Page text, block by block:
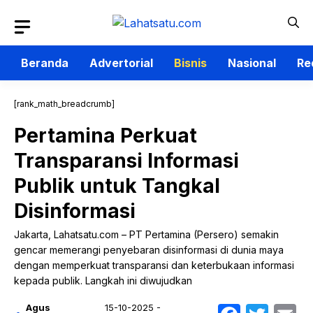
isi
Beranda
Advertorial Bisnis Nasional
[rank_math_breadcrumb]
Pertamina Perkuat
Transparansi Informasi
Publik untuk Tangkal
Disinformasi
Jakarta, Lahatsatu.com – PT Pertamina (Persero) semakin
gencar memerangi penyebaran disinformasi di dunia maya
dengan memperkuat transparansi dan keterbukaan informasi
kepada publik. Langkah ini diwujudkan
Agus
15-10-2025 -